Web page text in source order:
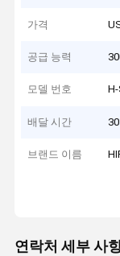
가격
공급 능력
모델 번호
배달 시간
브랜드 이름
연락처 세부 사